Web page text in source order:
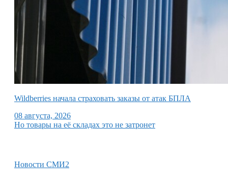
Wildberries начала страховать заказы от атак БПЛА
08 августа, 2026
Но товары на её складах это не затронет
Новости СМИ2